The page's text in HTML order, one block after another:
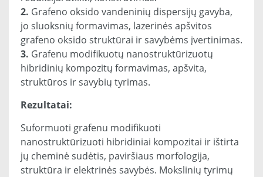
2. Grafeno oksido vandeninių dispersijų gavyba,
jo sluoksnių formavimas, lazerinės apšvitos
grafeno oksido struktūrai ir savybėms įvertinimas.
3. Grafenu modifikuotų nanostruktūrizuotų
hibridinių kompozitų formavimas, apšvita,
struktūros ir savybių tyrimas.
Rezultatai:
Suformuoti grafenu modifikuoti
nanostruktūrizuoti hibridiniai kompozitai ir ištirta
jų cheminė sudėtis, paviršiaus morfologija,
struktūra ir elektrinės savybės. Mokslinių tyrimų